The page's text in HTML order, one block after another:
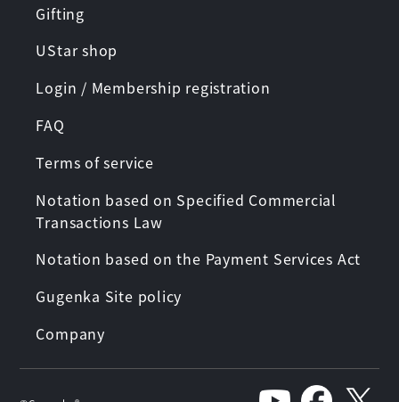
Gifting
UStar shop
Login / Membership registration
FAQ
Terms of service
Notation based on Specified Commercial
Transactions Law
Notation based on the Payment Services Act
Gugenka Site policy
Company